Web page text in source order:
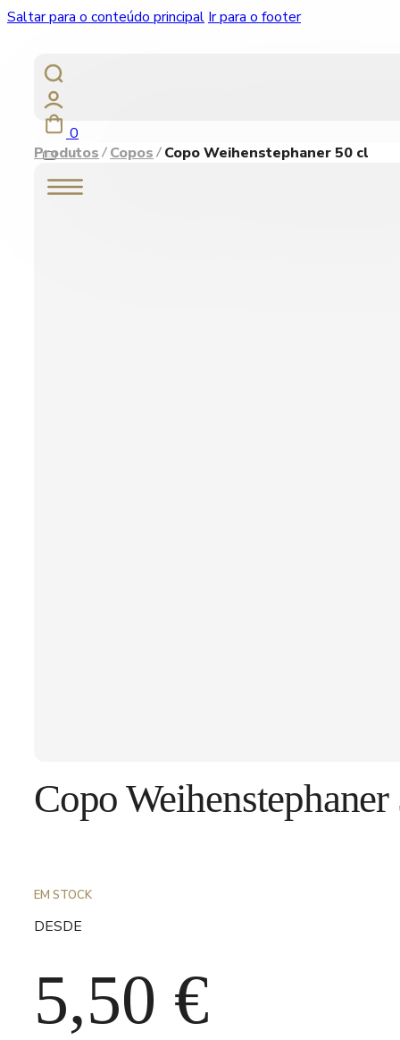
Saltar para o conteúdo principal Ir para o footer
0
Produtos
Copos Copo Weihenstephaner 50 cl
Copo
EM STOCK
DESDE
5,50 €